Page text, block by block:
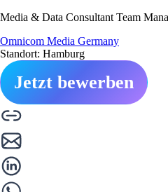
Media & Data Consultant Team
Omnicom Media Germany
Standort: Hamburg
Jetzt bewerben